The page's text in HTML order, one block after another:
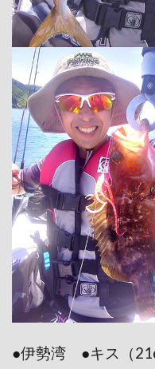
●伊勢湾 ●キス（